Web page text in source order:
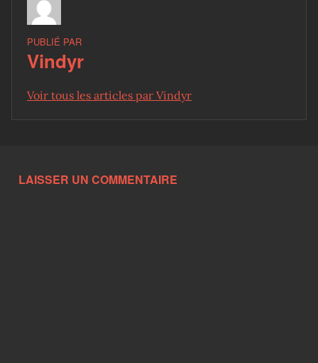
PUBLIÉ PAR
Vindyr
Voir tous les articles par Vindyr
LAISSER UN COMMENTAIRE